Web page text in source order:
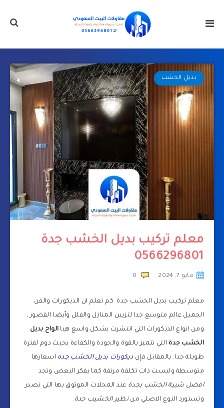
بديل الخشب
معلم تركيب بديل الخشب جدة
0566296801
مايو 7, 2024 0
معلم تركيب بديل الخشب جدة كم نعلم ان الديكورات والفن
الجميل عالم متوسع جدا لتزيين المنازل والفلل وأيضا القصور ,
ومن انواع الديكورات التي انتشرت بشكل واسع هيا الواح بديل
الخشب جدة التي تتميز بالقوة والجودة والكفاءة بحيث دوم لفترة
طويلة جدا. بالمقابل فإن ديكورات بديل الخشب جده اسعارها
متوسطة وليست ذات تكلفة مرتفة كما يفكر البعض وتجد
افضل شبية الخشب بجدة عند المحلات الموثوق بها التي تصدر
وتستورد النوع الاصلي مننظير الخشيب جدة .